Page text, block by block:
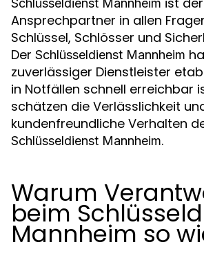
Schlüsseldienst Mannheim
Ansprechpartner in allen
Schlüssel, Schlösser und
Der Schlüsseldienst Mannheim
zuverlässiger Dienstleister
in Notfällen schnell erreichbar
schätzen die Verlässlichkeit
kundenfreundliche Verhalten
Schlüsseldienst Mannheim.
Warum
beim
Mannheim so